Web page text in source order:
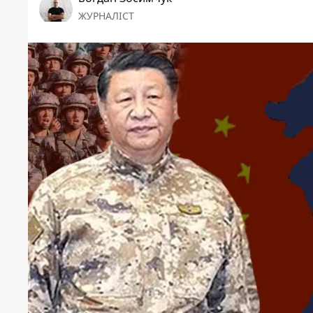
ЖУРНАЛІСТ